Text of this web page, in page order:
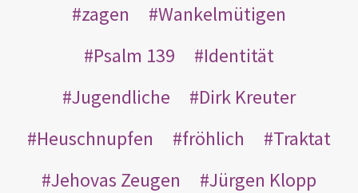
zagen
Wankelmütigen
Psalm 139
Identität
Jugendliche
Dirk Kreuter
Heuschnupfen
fröhlich
Traktat
Jehovas Zeugen
Jürgen Klopp